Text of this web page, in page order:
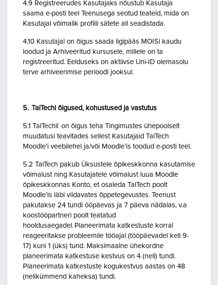
4.9 Registreerudes Kasutajaks nõustub Kasutaja
saama e-posti teel Teenusega seotud teateid, mida on
Kasutajal võimalik profiili sätete all seadistada.
4.10 Kasutajal on õigus saada ligipääs MOISi kaudu
loodud ja Arhiveeritud kursusele, millele on ta
registreeritud. Eelduseks on aktiivse Uni-ID olemasolu
terve arhiveerimise perioodi jooksul.
5. TalTechi õigused, kohustused ja vastutus
5.1 TalTechil on õigus teha Tingimustes ühepoolselt
muudatusi teavitades sellest Kasutajaid TalTech
Moodle’i veebilehel ja/või Moodle’is toodud e-posti teel.
5.2 TalTech pakub Üksustele õpikeskkonna kasutamise
võimalust ning Kasutajatele võimalust luua Moodle
õpikeskkonnas Konto, et osaleda TalTech poolt
Moodle’is läbi viidavates õppetegevustes. Teenust
pakutakse 24 tundi ööpäevas ja 7 päeva nädalas, v.a
koostööpartneri poolt teatatud
hooldusaegadel. Planeerimata katkestuste korral
reageeritakse probleemile tööajal (tööpäevadel kell 9-
17) kuni 1 (üks) tund. Maksimaalne ühekordne
planeerimata katkestuse kestvus on 4 (neli) tundi.
Planeerimata katkestuste kogukestvus aastas on 48
(nelikümmend kaheksa) tundi.